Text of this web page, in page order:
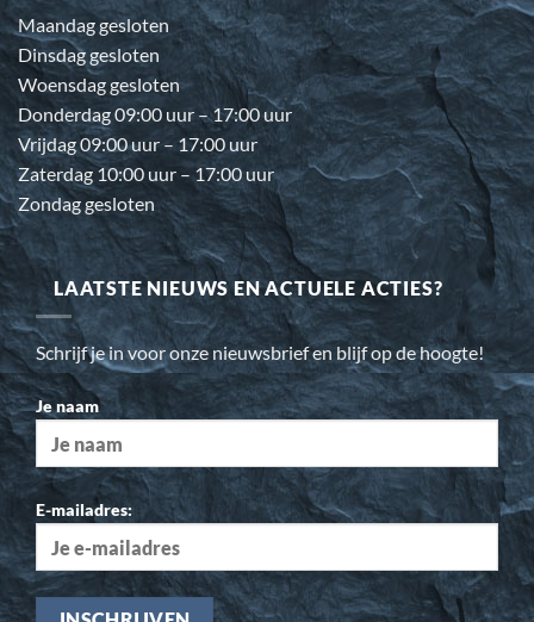
Maandag gesloten
Dinsdag gesloten
Woensdag gesloten
Donderdag 09:00 uur – 17:00 uur
Vrijdag 09:00 uur – 17:00 uur
Zaterdag 10:00 uur – 17:00 uur
Zondag gesloten
LAATSTE NIEUWS EN ACTUELE ACTIES?
Schrijf je in voor onze nieuwsbrief en blijf op de hoogte!
Je naam
E-mailadres: